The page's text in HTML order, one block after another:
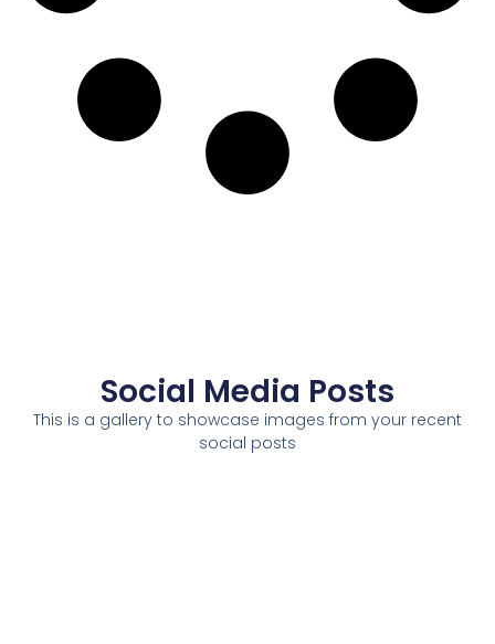
Social Media Posts
This is a gallery to showcase images from your recent
social posts